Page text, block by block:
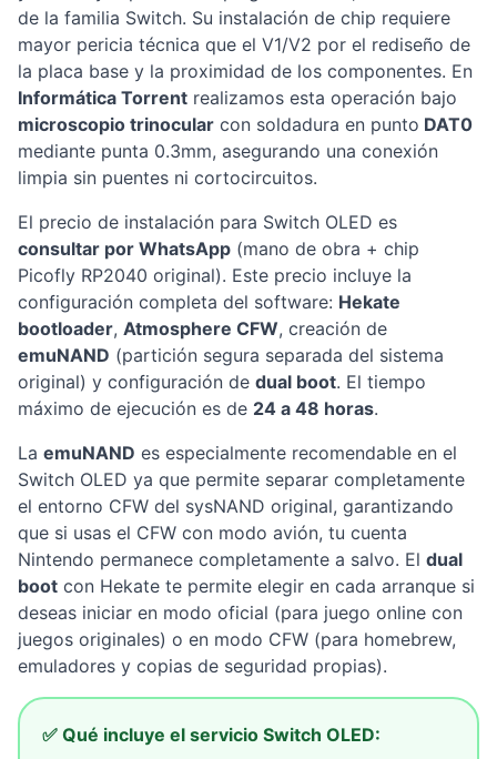
de la familia Switch. Su instalación de chip requiere
mayor pericia técnica que el V1/V2 por el rediseño de
la placa base y la proximidad de los componentes. En
Informática Torrent realizamos esta operación bajo
microscopio trinocular con soldadura en punto DAT0
mediante punta 0.3mm, asegurando una conexión
limpia sin puentes ni cortocircuitos.
El precio de instalación para Switch OLED es
consultar por WhatsApp (mano de obra + chip
Picofly RP2040 original). Este precio incluye la
configuración completa del software: Hekate
bootloader, Atmosphere CFW, creación de
emuNAND (partición segura separada del sistema
original) y configuración de dual boot. El tiempo
máximo de ejecución es de 24 a 48 horas.
La emuNAND es especialmente recomendable en el
Switch OLED ya que permite separar completamente
el entorno CFW del sysNAND original, garantizando
que si usas el CFW con modo avión, tu cuenta
Nintendo permanece completamente a salvo. El dual
boot con Hekate te permite elegir en cada arranque si
deseas iniciar en modo oficial (para juego online con
juegos originales) o en modo CFW (para homebrew,
emuladores y copias de seguridad propias).
✅ Qué incluye el servicio Switch OLED: